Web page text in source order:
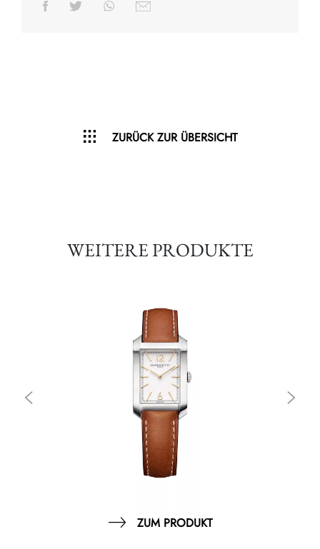
ZURÜCK ZUR ÜBERSICHT
WEITERE PRODUKTE
ZUM PRODUKT